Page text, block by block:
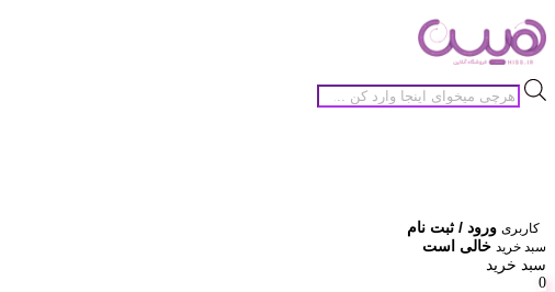
جستجوی
محصولات
کاربری ورود / ثبت نام
سبد خرید خالی است
سبد خرید
0